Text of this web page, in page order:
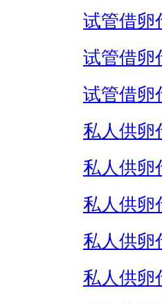
试管借卵
试管借卵
试管借卵
私人供卵
私人供卵
私人供卵
私人供卵
私人供卵